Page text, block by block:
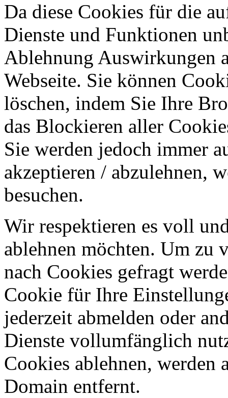
Da diese Cookies für die
Dienste und Funktionen
Ablehnung Auswirkungen
Webseite. Sie können
löschen, indem Sie Ihre
das Blockieren aller
Sie werden jedoch immer
akzeptieren / abzulehnen,
besuchen.
Wir respektieren es voll
ablehnen möchten. Um zu
nach Cookies gefragt
Cookie für Ihre
jederzeit abmelden oder
Dienste vollumfänglich
Cookies ablehnen, werden
Domain entfernt.